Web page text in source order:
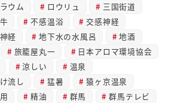
ウム
ロウリュ
三国街道
不感温浴
交感神経
経
地下水の水風呂
地酒
旅籠屋丸一
日本アロマ環境協会
涼しい
温泉
流し
猛暑
猿ヶ京温泉
精油 群馬
群馬テレビ